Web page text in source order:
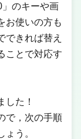
のキーや画
お使いの方も
できれば替え
ことで対応す
した！
で，次の手順
う。